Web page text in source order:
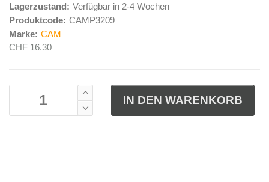
Lagerzustand: Verfügbar in 2-4 Wochen
Produktcode: CAMP3209
Marke: CAM
CHF 16.30